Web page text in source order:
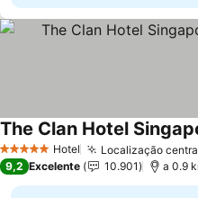
5 Estrelas Hotel Localização
Ver preços
9,2 Excelente 10.901 a 0.9